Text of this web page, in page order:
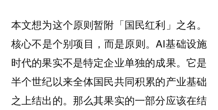
本文想为这个原则暂附「国民红利」之名。
核心不是个别项目，而是原则。AI基础设施
时代的果实不是特定企业单独的成果。它是
半个世纪以来全体国民共同积累的产业基础
之上结出的。那么其果实的一部分应该在结